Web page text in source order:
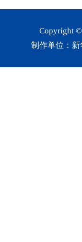
Copyright
制作单位：